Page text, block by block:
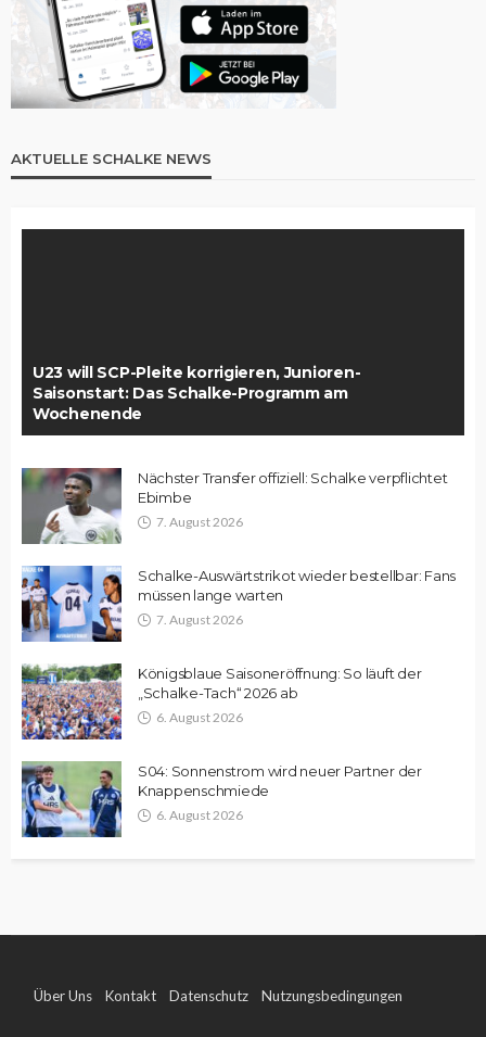
AKTUELLE SCHALKE NEWS
U23 will SCP-Pleite korrigieren, Junioren-
Saisonstart: Das Schalke-Programm am
Wochenende
Nächster Transfer offiziell: Schalke verpflichtet
Ebimbe
7. August 2026
Schalke-Auswärtstrikot wieder bestellbar: Fans
müssen lange warten
7. August 2026
Königsblaue Saisoneröffnung: So läuft der
„Schalke-Tach“ 2026 ab
6. August 2026
S04: Sonnenstrom wird neuer Partner der
Knappenschmiede
6. August 2026
Über Uns Kontakt Datenschutz Nutzungsbedingungen